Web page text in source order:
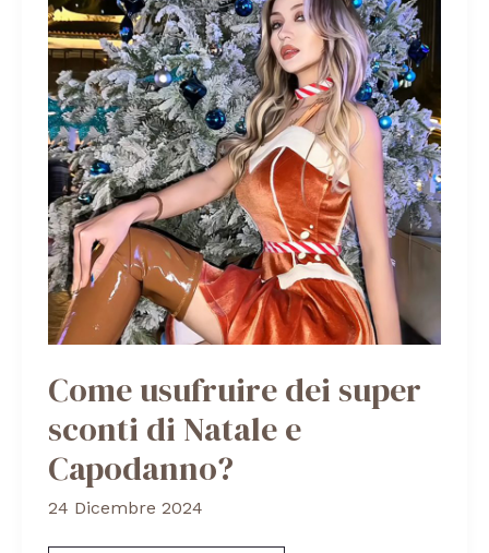
Come usufruire dei super
sconti di Natale e
Capodanno?
24 Dicembre 2024
SUPER
SCONTI
DI
NATALE
E
CAPODANNO?